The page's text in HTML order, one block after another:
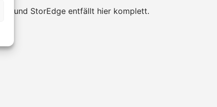
und StorEdge entfällt hier komplett.